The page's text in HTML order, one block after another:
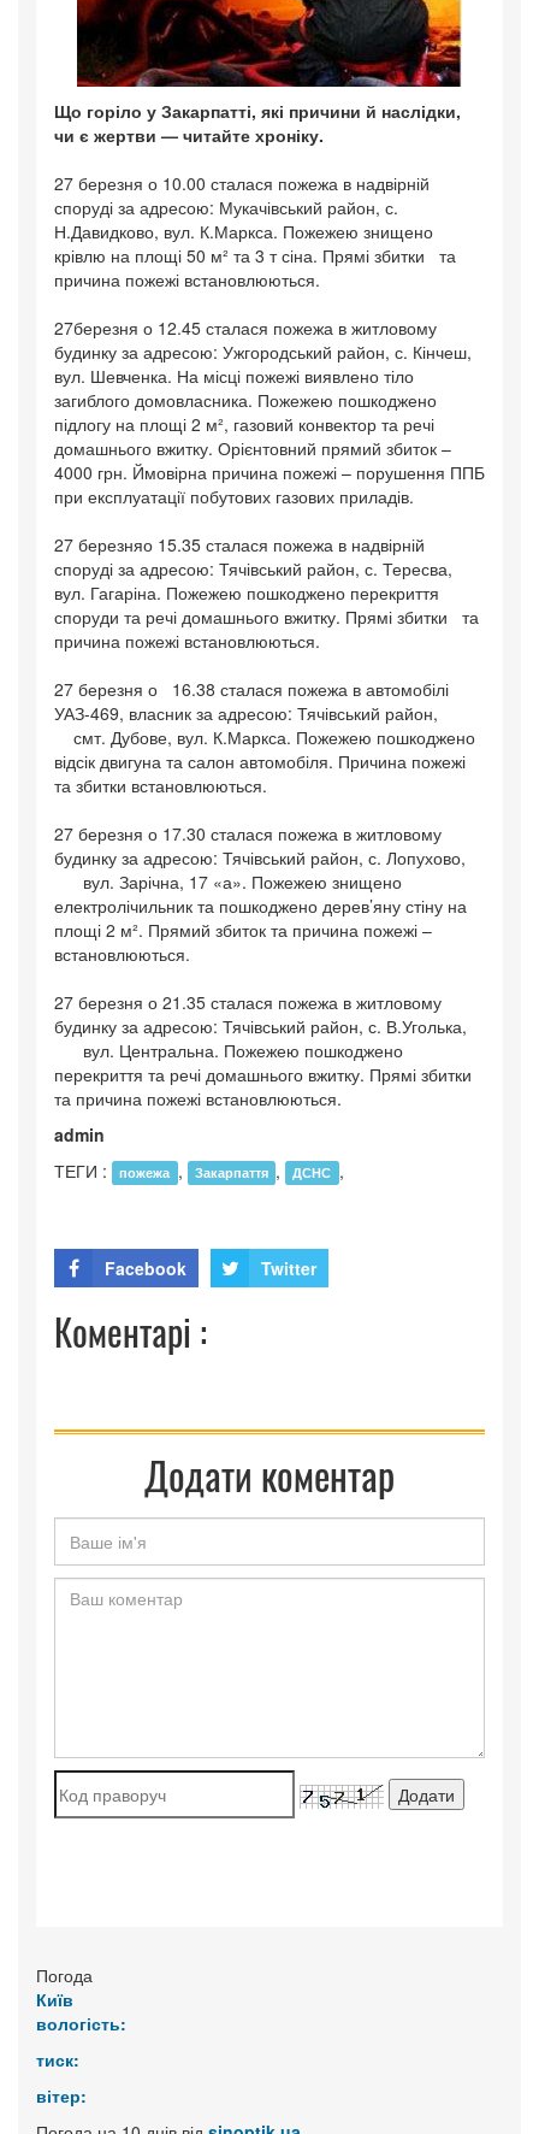
Що горіло у Закарпатті, які причини й наслідки,
чи є жертви — читайте хроніку.
27 березня о 10.00 сталася пожежа в надвірній
споруді за адресою: Мукачівський район, с.
Н.Давидково, вул. К.Маркса. Пожежею знищено
крівлю на площі 50 м² та 3 т сіна. Прямі збитки та
причина пожежі встановлюються.
27березня о 12.45 сталася пожежа в житловому
будинку за адресою: Ужгородський район, с. Кінчеш,
вул. Шевченка. На місці пожежі виявлено тіло
загиблого домовласника. Пожежею пошкоджено
підлогу на площі 2 м², газовий конвектор та речі
домашнього вжитку. Орієнтовний прямий збиток –
4000 грн. Ймовірна причина пожежі – порушення ППБ
при експлуатації побутових газових приладів.
27 березняо 15.35 сталася пожежа в надвірній
споруді за адресою: Тячівський район, с. Тересва,
вул. Гагаріна. Пожежею пошкоджено перекриття
споруди та речі домашнього вжитку. Прямі збитки та
причина пожежі встановлюються.
27 березня о 16.38 сталася пожежа в автомобілі
УАЗ-469, власник за адресою: Тячівський район,
смт. Дубове, вул. К.Маркса. Пожежею пошкоджено
відсік двигуна та салон автомобіля. Причина пожежі
та збитки встановлюються.
27 березня о 17.30 сталася пожежа в житловому
будинку за адресою: Тячівський район, с. Лопухово,
вул. Зарічна, 17 «а». Пожежею знищено
електролічильник та пошкоджено дерев’яну стіну на
площі 2 м². Прямий збиток та причина пожежі –
встановлюються.
27 березня о 21.35 сталася пожежа в житловому
будинку за адресою: Тячівський район, с. В.Уголька,
вул. Центральна. Пожежею пошкоджено
перекриття та речі домашнього вжитку. Прямі збитки
та причина пожежі встановлюються.
admin
ТЕГИ :
пожежа , Закарпаття , ДСНС ,
Facebook Twitter
Коментарі :
Додати коментар
Погода
Київ
вологість:
тиск:
вітер: